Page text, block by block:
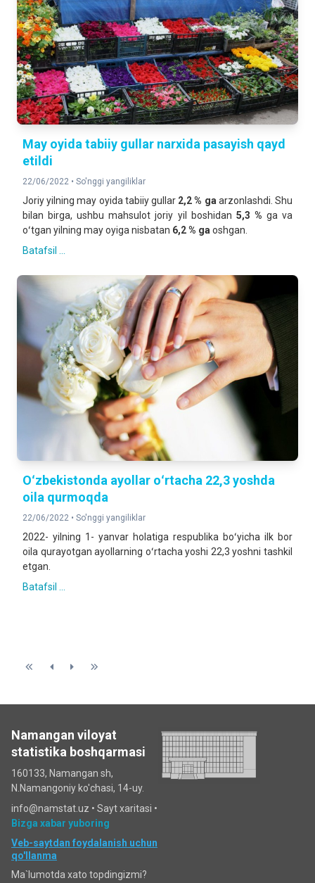
May oyida tabiiy gullar narxida pasayish qayd
etildi
22/06/2022 • So'nggi yangiliklar
Joriy yilning may oyida tabiiy gullar 2,2 % ga arzonlashdi. Shu
bilan birga, ushbu mahsulot joriy yil boshidan 5,3 % ga va
oʻtgan yilning may oyiga nisbatan 6,2 % ga oshgan.
Batafsil ...
Oʻzbekistonda ayollar oʻrtacha 22,3 yoshda
oila qurmoqda
22/06/2022 • So'nggi yangiliklar
2022- yilning 1- yanvar holatiga respublika boʻyicha ilk bor
oila qurayotgan ayollarning oʻrtacha yoshi 22,3 yoshni tashkil
etgan.
Batafsil ...
Namangan viloyat
statistika boshqarmasi
160133, Namangan sh,
N.Namangoniy ko'chasi, 14-uy.
info@namstat.uz • Sayt xaritasi •
Bizga xabar yuboring
Veb-saytdan foydalanish uchun
qo'llanma
Ma`lumotda xato topdingizmi?